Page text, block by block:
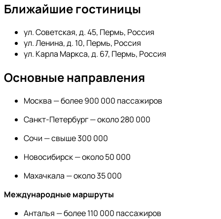
Ближайшие гостиницы
ул. Советская, д. 45, Пермь, Россия
ул. Ленина, д. 10, Пермь, Россия
ул. Карла Маркса, д. 67, Пермь, Россия
Основные направления
Москва — более 900 000 пассажиров
Санкт-Петербург — около 280 000
Сочи — свыше 300 000
Новосибирск — около 50 000
Махачкала — около 35 000
Международные маршруты
Анталья — более 110 000 пассажиров